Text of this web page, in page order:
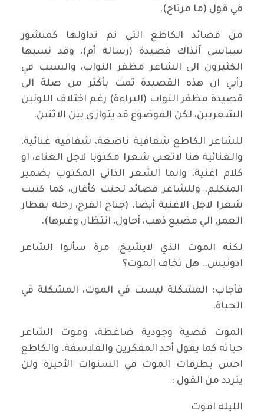
في قول (ما مرتاح).
من قصائد الكاطع التي تم تداولها كمنشور
سياسي آنذاك قصيدة (رسالة أم)، وقد نسبها
الكثيرون الى الشاعر مظفر النواب، والسبب في
رأيي ان هذه القصيدة تمت بأكثر من صلة الى
قصيدة مظفر النواب (البراءة) رغم اختلاف اللونين
الشعريين، لكن الموضوع قد يتوازى بين الاثنين.
للشاعر الكاطع شفافية ناصعة، شفافية غنائية،
والغنائية هنا لاتعني شعرا مكتوبا لاجل الغناء، او
كلام اغنية، وانما الشعر الذاتي المكتوب بضمير
المتكلم. وللشاعر قصائد لحنت كأغان، كما كتبت
شعرا لاجل الاغنية أيضا، (جناح الفرح، رحلة بقطار
العمر، الي مضيع ذهب، أحاول، انتظار، وغيرها).
لكنه الموت الذي لايشيخ. مرة سألوا الشاعر
ادونيس.. هل تخاف الموت؟
فأجاب: المشكلة ليست في الموت، المشكلة في
الحياة.
الموت قضية وجودية ضاغطة، وموت الشاعر
حياته كما يقول أحد المفكرين والفلاسفة. والكاطع
احس بطرقات الموت في السنوات الأخيرة ولن
يتردد من القول :
الليله اموت